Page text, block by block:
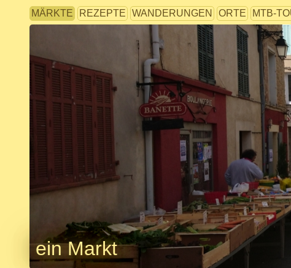
MÄRKTE REZEPTE WANDERUNGEN ORTE MTB-
ein Markt